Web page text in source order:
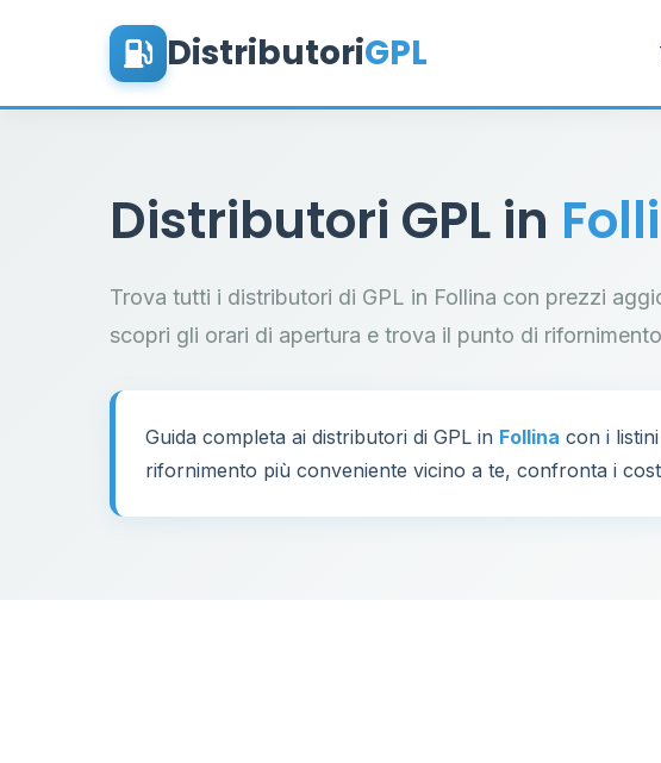
DistributoriGPL
Distributori GPL in
Trova tutti i distributori di GPL in Follina con prezzi
scopri gli orari di apertura e trova il punto di
Guida completa ai distributori di GPL in Follina con i
rifornimento più conveniente vicino a te, confronta i